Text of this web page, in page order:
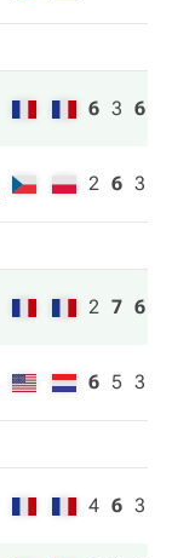
6 3 6
2 6 3
2 7 6
6 5 3
4 6 3